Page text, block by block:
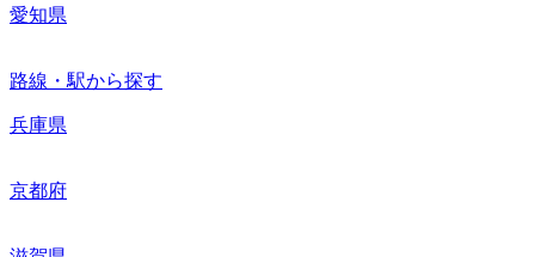
愛知県
路線・駅から探す
兵庫県
京都府